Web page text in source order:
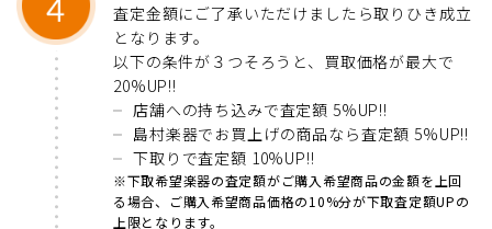
査定金額にご了承いただけましたら取りひき成立
となります。
以下の条件が３つそろうと、買取価格が最大で
20%UP!!
店舗への持ち込みで査定額 5%UP!!
島村楽器でお買上げの商品なら査定額 5%UP!!
下取りで査定額 10%UP!!
※下取希望楽器の査定額がご購入希望商品の金額を上回
る場合、ご購入希望商品価格の10%分が下取査定額UPの
上限となります。